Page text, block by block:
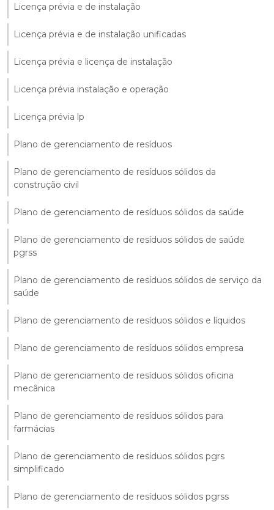
Licença prévia e de instalação
Licença prévia e de instalação unificadas
Licença prévia e licença de instalação
Licença prévia instalação e operação
Licença prévia lp
Plano de gerenciamento de resíduos
Plano de gerenciamento de resíduos sólidos da
construção civil
Plano de gerenciamento de resíduos sólidos da saúde
Plano de gerenciamento de resíduos sólidos de saúde
pgrss
Plano de gerenciamento de resíduos sólidos de serviço da
saúde
Plano de gerenciamento de resíduos sólidos e líquidos
Plano de gerenciamento de resíduos sólidos empresa
Plano de gerenciamento de resíduos sólidos oficina
mecânica
Plano de gerenciamento de resíduos sólidos para
farmácias
Plano de gerenciamento de resíduos sólidos pgrs
simplificado
Plano de gerenciamento de resíduos sólidos pgrss